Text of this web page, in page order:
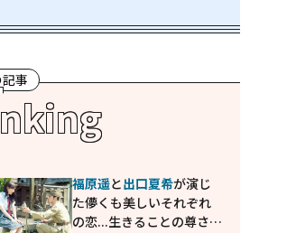
事
福原遥と出口夏希が演じ
た儚くも美しいそれぞれ
の恋...生きることの尊さを